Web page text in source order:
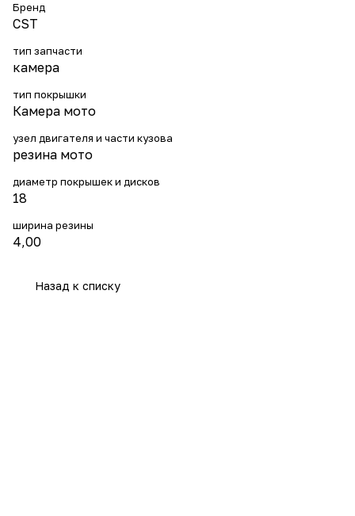
Бренд
CST
тип запчасти
камера
тип покрышки
Камера мото
узел двигателя и части кузова
резина мото
диаметр покрышек и дисков
18
ширина резины
4,00
Назад к списку